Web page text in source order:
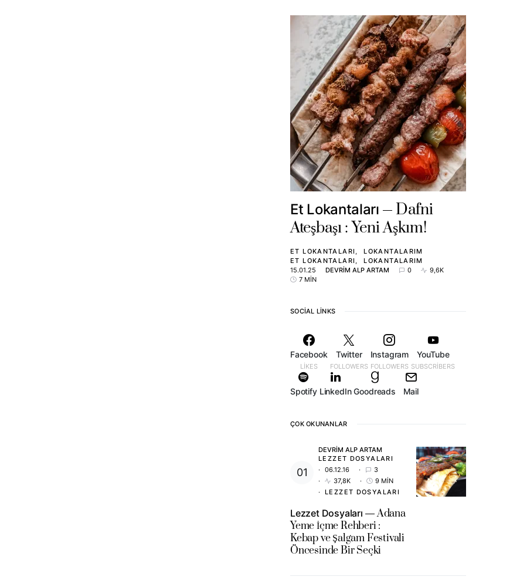
Et Lokantaları
Dafni
Ateşbaşı : Yeni Aşkım!
ET LOKANTALARI
LOKANTALARIM
ET LOKANTALARI
LOKANTALARIM
15.01.25
DEVRIM ALP ARTAM 0
9,6K
7 MIN
SOCIAL LINKS
Facebook
LIKES
Twitter
FOLLOWERS
Instagram
FOLLOWERS
YouTube
SUBSCRIBERS
Spotify LinkedIn Goodreads Mail
ÇOK OKUNANLAR
DEVRIM ALP ARTAM
LEZZET DOSYALARI
06.12.16
3
37,8K
9 MIN
LEZZET DOSYALARI
Lezzet Dosyaları
Adana
Yeme İçme Rehberi :
Kebap ve Şalgam Festivali
Öncesinde Bir Seçki